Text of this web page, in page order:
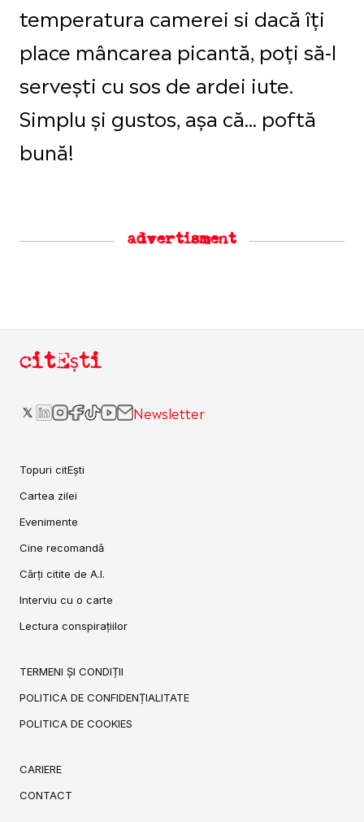
temperatura camerei si dacă îți
place mâncarea picantă, poți să-l
servești cu sos de ardei iute.
Simplu și gustos, așa că... poftă
bună!
advertisment
citEști
Newsletter
Topuri citEști
Cartea zilei
Evenimente
Cine recomandă
Cărți citite de A.I.
Interviu cu o carte
Lectura conspirațiilor
TERMENI ȘI CONDIȚII
POLITICA DE CONFIDENȚIALITATE
POLITICA DE COOKIES
CARIERE
CONTACT